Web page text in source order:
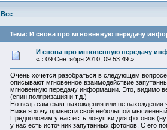
Все
Тема: И снова про мгновенную передачу
И снова про мгновенную передачу
« : 09 Сентября 2010, 09:53:49 »
Очень хочется разобраться в следующем
описывают мгновенное взаимодействие
мгновенную передачу информации. Это, видимо
(спин,поляризация и т.д.)
Но ведь сам факт нахождения или не
Ниже я хочу привести свой небольшой
Предположим у нас есть ловушки для фотонов
у нас есть источник запутанных фотонов. С его